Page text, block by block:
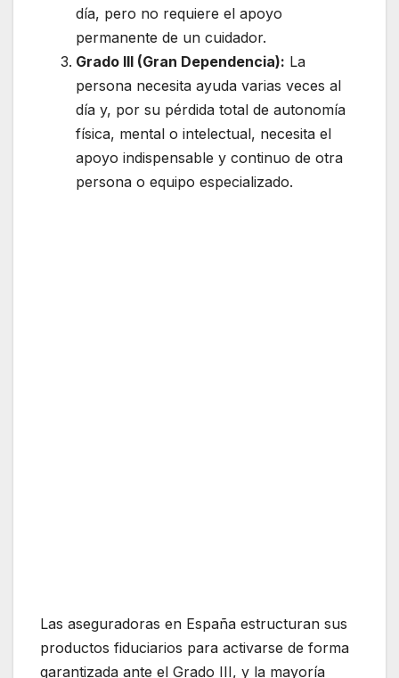
día, pero no requiere el apoyo
permanente de un cuidador.
Grado III (Gran Dependencia): La
persona necesita ayuda varias veces al
día y, por su pérdida total de autonomía
física, mental o intelectual, necesita el
apoyo indispensable y continuo de otra
persona o equipo especializado.
Las aseguradoras en España estructuran sus
productos fiduciarios para activarse de forma
garantizada ante el Grado III, y la mayoría